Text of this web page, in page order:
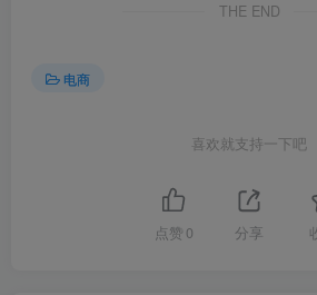
THE END
电商
喜欢就支持一下吧
点赞 0 分享